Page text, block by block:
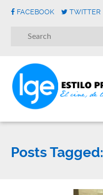
FACEBOOK TWITTER
Posts Tagged: